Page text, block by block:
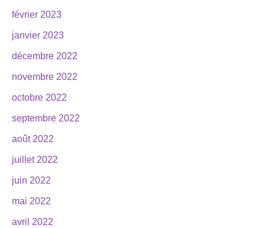
février 2023
janvier 2023
décembre 2022
novembre 2022
octobre 2022
septembre 2022
août 2022
juillet 2022
juin 2022
mai 2022
avril 2022